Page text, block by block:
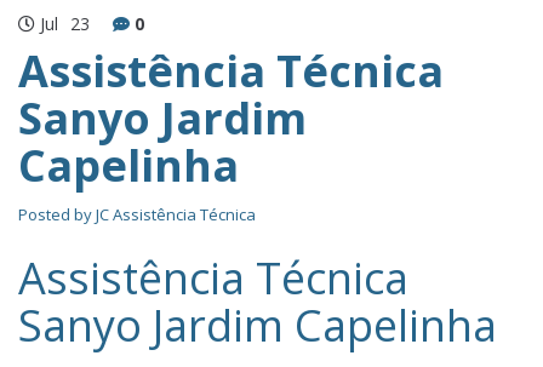
Jul 23 0
Assistência Técnica
Sanyo Jardim
Capelinha
Posted byJC Assistência Técnica
Assistência Técnica
Sanyo Jardim Capelinha